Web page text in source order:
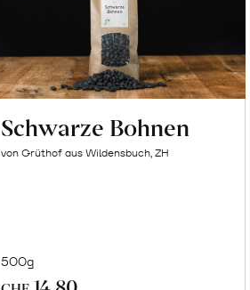
Schwarze Bohnen
von Grüthof aus Wildensbuch, ZH
500g